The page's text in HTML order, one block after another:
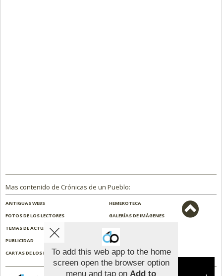
Mas contenido de Crónicas de un Pueblo:
ANTIGUAS WEBS
HEMEROTECA
FOTOS DE LOS LECTORES
GALERÍAS DE IMÁGENES
TEMAS DE ACTUALIDAD
PUBLICIDAD
CONTACTO
CARTAS DE LOS LECTORES
ENCUESTAS
To add this web app to the home
screen open the browser option
menu and tap on Add to
Aviso sobre el Uso de cookies: